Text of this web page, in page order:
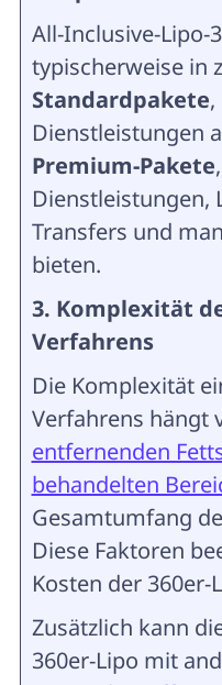
All-Inclusive-Lipo-
typischerweise in
Standardpakete
Dienstleistungen
Premium-Pakete
Dienstleistungen,
Transfers und
bieten.
3. Komplexität
Verfahrens
Die Komplexität
Verfahrens hängt
entfernenden
behandelten
Gesamtumfang
Diese Faktoren
Kosten der 360er-
Zusätzlich kann
360er-Lipo mit